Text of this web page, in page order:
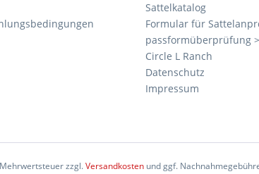
Sattelkatalog
Formular für
passformüberprüfung
Circle L Ranch
Datenschutz
Impressum
zzgl.Versandkostenund ggf.